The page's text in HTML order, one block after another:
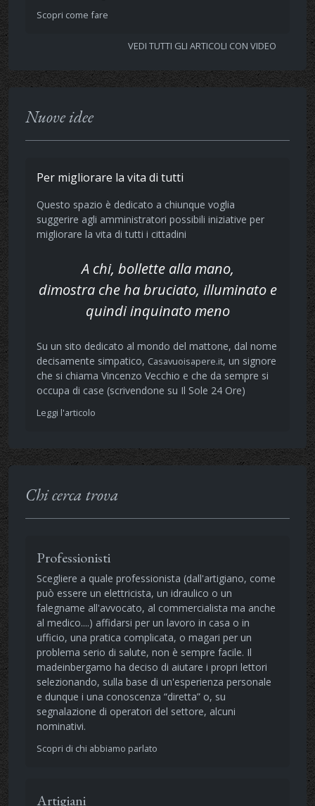
Scopri come fare
VEDI TUTTI GLI ARTICOLI CON VIDEO
Nuove idee
Per migliorare la vita di tutti
Questo spazio è dedicato a chiunque voglia
suggerire agli amministratori possibili iniziative per
migliorare la vita di tutti i cittadini
A chi, bollette alla mano,
dimostra che ha bruciato, illuminato e
quindi inquinato meno
Su un sito dedicato al mondo del mattone, dal nome
decisamente simpatico, Casavuoisapere.it, un signore
che si chiama Vincenzo Vecchio e che da sempre si
occupa di case (scrivendone su Il Sole 24 Ore)
Leggi l'articolo
Chi cerca trova
Professionisti
Scegliere a quale professionista (dall'artigiano, come
può essere un elettricista, un idraulico o un
falegname all'avvocato, al commercialista ma anche
al medico....) affidarsi per un lavoro in casa o in
ufficio, una pratica complicata, o magari per un
problema serio di salute, non è sempre facile. Il
madeinbergamo ha deciso di aiutare i propri lettori
selezionando, sulla base di un'esperienza personale
e dunque i una conoscenza “diretta” o, su
segnalazione di operatori del settore, alcuni
nominativi.
Scopri di chi abbiamo parlato
Artigiani